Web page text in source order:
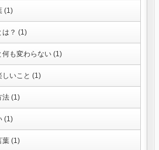
(1)
は？ (1)
も変わらない (1)
しいこと (1)
法 (1)
(1)
葉 (1)